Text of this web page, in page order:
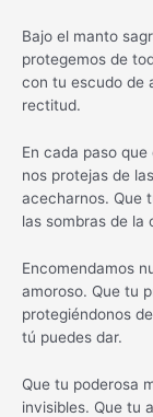
Bajo el manto
protegemos de
con tu escudo de
rectitud.
En cada paso
nos protejas de
acecharnos. Que
las sombras de la
Encomendamos
amoroso. Que tu
protegiéndonos
tú puedes dar.
Que tu poderosa
invisibles. Que tu